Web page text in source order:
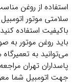
استفاده از روغن
سلامتی موتور
باکیفیت استفاده
باید روغن موتور
می‌توانید به تعمیرگاه
پاسداران تهران
جهت اتومبیل شما